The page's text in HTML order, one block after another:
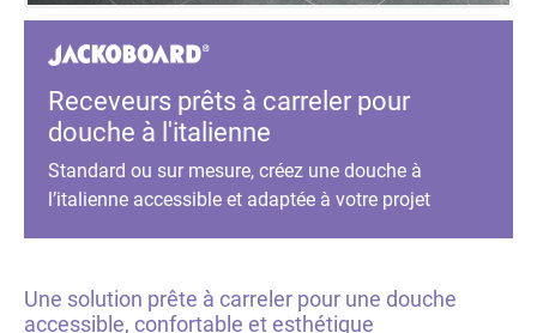
Receveurs prêts à carreler pour
douche à l'italienne
Standard ou sur mesure, créez une douche à
l’italienne accessible et adaptée à votre projet
Une solution prête à carreler pour une douche
accessible, confortable et esthétique